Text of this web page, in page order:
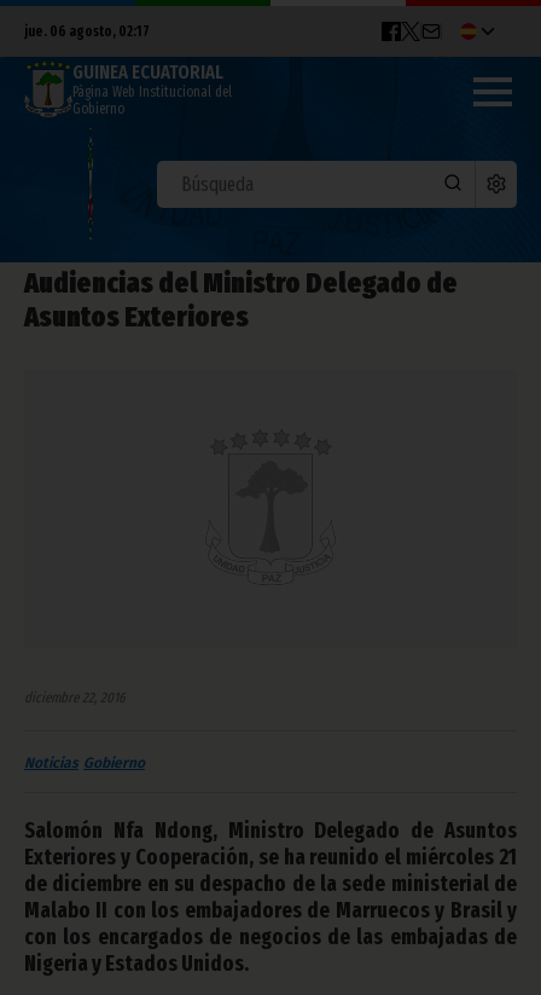
jue. 06 agosto, 02:17
GUINEA ECUATORIAL
Página Web Institucional del
Gobierno
Audiencias del Ministro Delegado de
Asuntos Exteriores
diciembre 22, 2016
Noticias Gobierno
Salomón Nfa Ndong, Ministro Delegado de Asuntos
Exteriores y Cooperación, se ha reunido el miércoles 21
de diciembre en su despacho de la sede ministerial de
Malabo II con los embajadores de Marruecos y Brasil y
con los encargados de negocios de las embajadas de
Nigeria y Estados Unidos.